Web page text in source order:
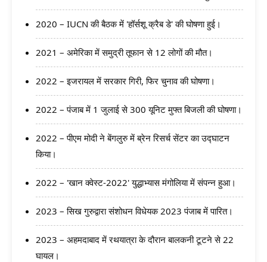
2020 – IUCN की बैठक में 'हॉर्सशू क्रैब डे' की घोषणा हुई।
2021 – अमेरिका में समुद्री तूफान से 12 लोगों की मौत।
2022 – इजरायल में सरकार गिरी, फिर चुनाव की घोषणा।
2022 – पंजाब में 1 जुलाई से 300 यूनिट मुफ्त बिजली की घोषणा।
2022 – पीएम मोदी ने बेंगलुरु में ब्रेन रिसर्च सेंटर का उद्घाटन
किया।
2022 – 'खान क्वेस्ट-2022' युद्धाभ्यास मंगोलिया में संपन्न हुआ।
2023 – सिख गुरुद्वारा संशोधन विधेयक 2023 पंजाब में पारित।
2023 – अहमदाबाद में रथयात्रा के दौरान बालकनी टूटने से 22
घायल।